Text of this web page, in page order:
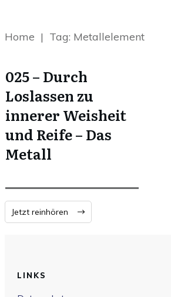
Home | Tag: Metallelement
025 – Durch
Loslassen zu
innerer Weisheit
und Reife – Das
Metall
Jetzt reinhören
LINKS